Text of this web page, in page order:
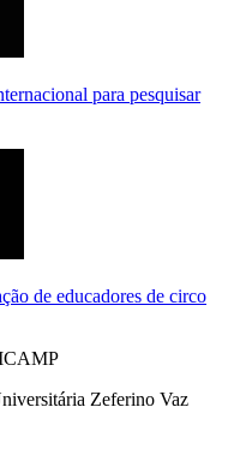
para pesquisar
de educadores de circo
Zeferino Vaz